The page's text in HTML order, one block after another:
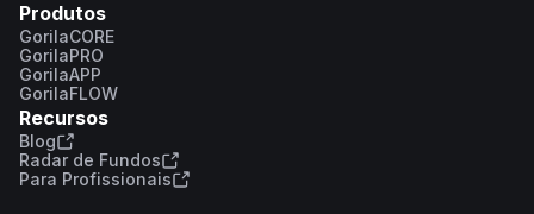
Produtos
GorilaCORE
GorilaPRO
GorilaAPP
GorilaFLOW
Recursos
Blog
Radar de Fundos
Para Profissionais